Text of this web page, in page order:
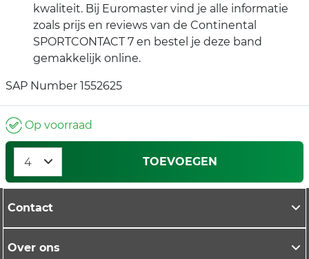
kwaliteit. Bij Euromaster vind je alle informatie
zoals prijs en reviews van de Continental
SPORTCONTACT 7 en bestel je deze band
gemakkelijk online.
SAP Number 1552625
Op voorraad
TOEVOEGEN
Contact
Over ons